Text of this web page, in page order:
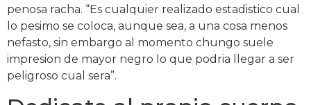
penosa racha. “Es cualquier realizado estadistico cual
lo pesimo se coloca, aunque sea, a una cosa menos
nefasto, sin embargo al momento chungo suele
impresion de mayor negro lo que podria llegar a ser
peligroso cual sera”.